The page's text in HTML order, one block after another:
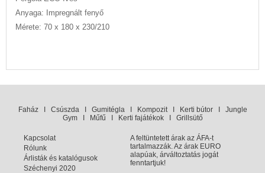
Anyaga: Impregnált fenyő
Mérete: 70 x 180 x 230/210
FaházI CsúszdaI GumitéglaI KompozitI Kerti bútorI Jungle
GymI Műfű Kerti fajátékokI Grillsütő
Kapcsolat
Rólunk
Árlisták és katalógusok
Széchenyi 2020
A feltüntetett árak az ÁFA-t
tartalmazzák. Az árak EURO
alapúak, árváltoztatás jogát
fenntartjuk!